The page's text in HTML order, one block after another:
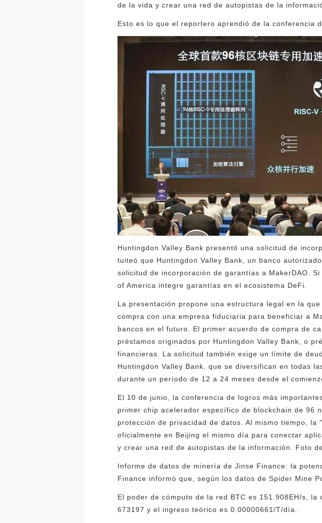
de la vida y crear una red de autopistas de la
Esto es lo que el reportero aprendió de la conferencia
Huntingdon Valley Bank presentó una solicitud de
tuiteó que Huntingdon Valley Bank, un banco
solicitud de incorporación de garantías a MakerDAO.
of America integre garantías en el ecosistema DeFi.
La presentación propone una estructura legal en la
compra con una empresa fiduciaria para beneficiar a
bancos en el futuro. El primer acuerdo de compra de
préstamos originados por Huntingdon Valley Bank, o
financieras. La solicitud también exige un límite de
Huntingdon Valley Bank, que se diversifican en todas
durante un período de 12 a 24 meses desde el
El 10 de junio, la conferencia de logros más
primer chip acelerador específico de blockchain de 96
protección de privacidad de datos. Al mismo tiempo,
oficialmente en Beijing el mismo día para conectar
y crear una red de autopistas de la información. Foto
Informe de datos de minería de Jinse Finance: la
Finance informó que, según los datos de Spider Mine
El poder de cómputo de la red BTC es 151.908EH/s,
673197 y el ingreso teórico es 0.00000661/T/día.